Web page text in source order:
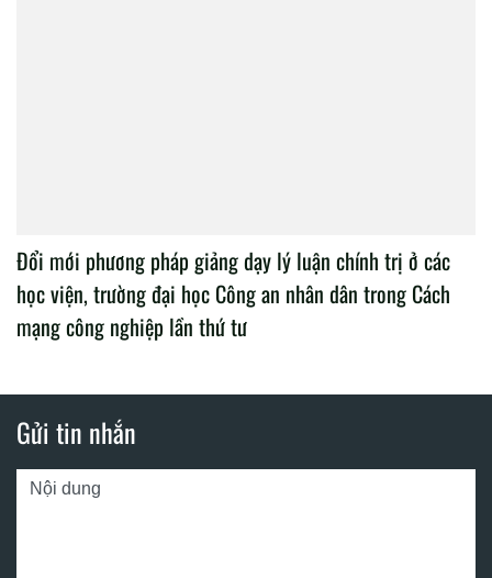
Đổi mới phương pháp giảng dạy lý luận chính trị ở các
học viện, trường đại học Công an nhân dân trong Cách
mạng công nghiệp lần thứ tư
Gửi tin nhắn